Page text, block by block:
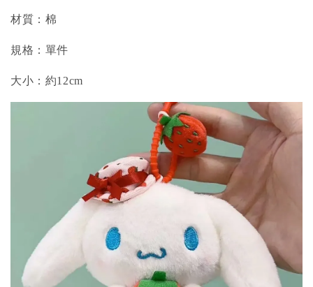
材質：棉
規格：單件
大小：約12cm